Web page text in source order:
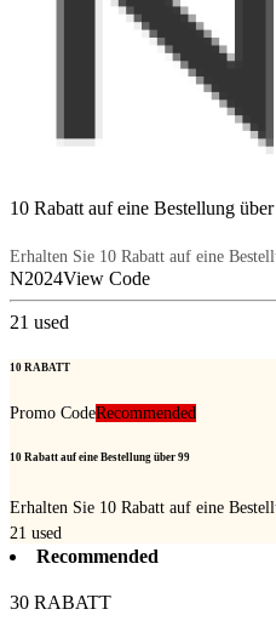
10 Rabatt auf eine Bestellung über
Erhalten Sie 10 Rabatt auf eine
N2024View Code
21 used
10 RABATT
Promo CodeRecommended
10 Rabatt auf eine Bestellung über 99
Erhalten Sie 10 Rabatt auf eine
21 used
Recommended
30 RABATT